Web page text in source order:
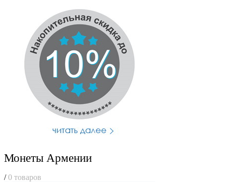
Монеты Армении
/ 0 товаров